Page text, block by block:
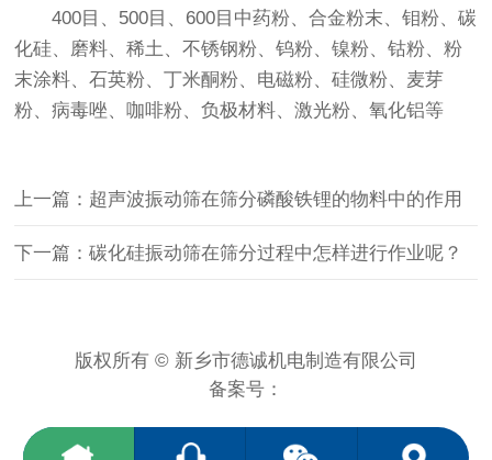
400目、500目、600目中药粉、合金粉末、钼粉、碳
化硅、磨料、稀土、不锈钢粉、钨粉、镍粉、钴粉、粉
末涂料、石英粉、丁米酮粉、电磁粉、硅微粉、麦芽
粉、病毒唑、咖啡粉、负极材料、激光粉、氧化铝等
上一篇：超声波振动筛在筛分磷酸铁锂的物料中的作用
下一篇：碳化硅振动筛在筛分过程中怎样进行作业呢？
版权所有 © 新乡市德诚机电制造有限公司
备案号：